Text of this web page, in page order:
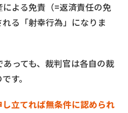
よる免責（=返済責任の免
る「射幸行為」になりま
あっても、裁判官は各自の裁
す。
し立てれば無条件に認められ